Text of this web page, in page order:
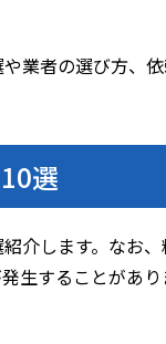
業者の選び方、
選
介します。なお
生することがあり